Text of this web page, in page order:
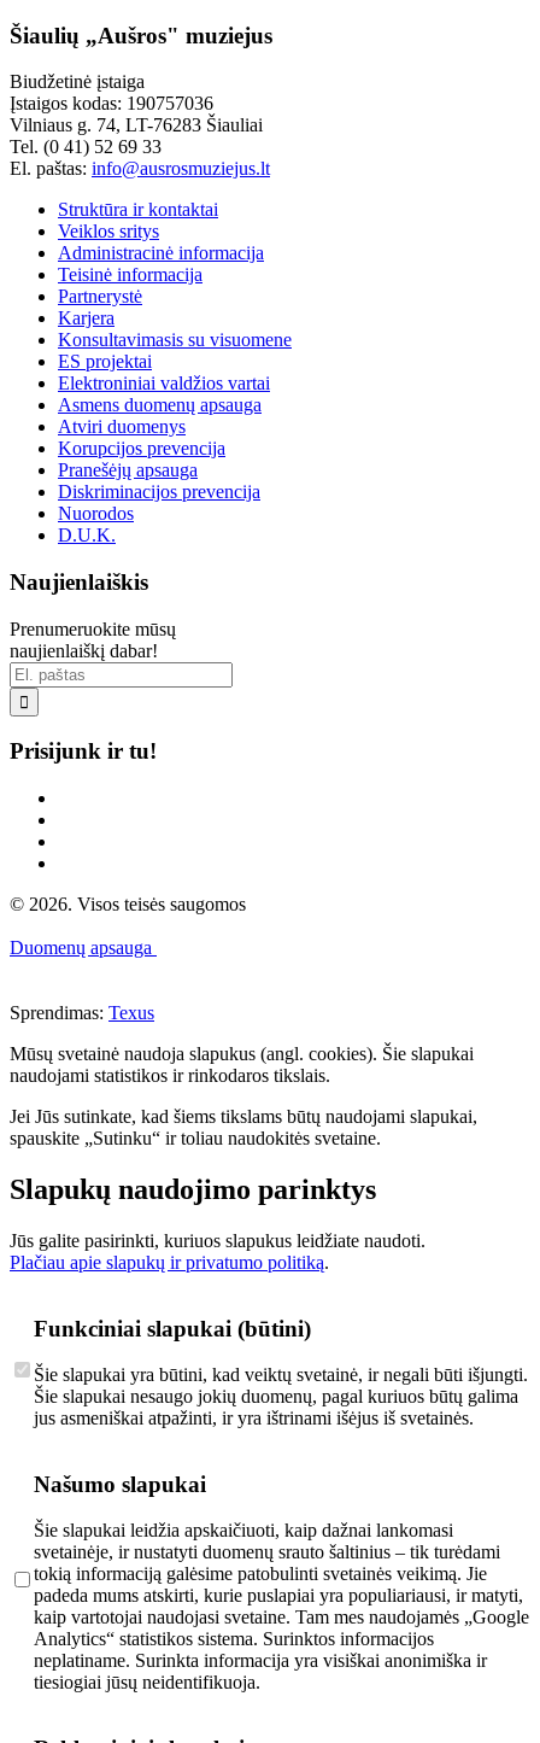
Šiaulių „Aušros" muziejus
Biudžetinė įstaiga
Įstaigos kodas: 190757036
Vilniaus g. 74, LT-76283 Šiauliai
Tel. (0 41) 52 69 33
El. paštas: info@ausrosmuziejus.lt
Struktūra ir kontaktai
Veiklos sritys
Administracinė informacija
Teisinė informacija
Partnerystė
Karjera
Konsultavimasis su visuomene
ES projektai
Elektroniniai valdžios vartai
Asmens duomenų apsauga
Atviri duomenys
Korupcijos prevencija
Pranešėjų apsauga
Diskriminacijos prevencija
Nuorodos
D.U.K.
Naujienlaiškis
Prenumeruokite mūsų
naujienlaiškį dabar!

Prisijunk ir tu!
© 2026. Visos teisės saugomos
Duomenų apsauga
Sprendimas: Texus
Mūsų svetainė naudoja slapukus (angl. cookies). Šie slapukai
naudojami statistikos ir rinkodaros tikslais.
Jei Jūs sutinkate, kad šiems tikslams būtų naudojami slapukai,
spauskite „Sutinku“ ir toliau naudokitės svetaine.
Slapukų naudojimo parinktys
Jūs galite pasirinkti, kuriuos slapukus leidžiate naudoti.
Plačiau apie slapukų ir privatumo politiką.
Funkciniai slapukai (būtini)
Šie slapukai yra būtini, kad veiktų svetainė, ir negali būti išjungti.
Šie slapukai nesaugo jokių duomenų, pagal kuriuos būtų galima
jus asmeniškai atpažinti, ir yra ištrinami išėjus iš svetainės.
Našumo slapukai
Šie slapukai leidžia apskaičiuoti, kaip dažnai lankomasi
svetainėje, ir nustatyti duomenų srauto šaltinius – tik turėdami
tokią informaciją galėsime patobulinti svetainės veikimą. Jie
padeda mums atskirti, kurie puslapiai yra populiariausi, ir matyti,
kaip vartotojai naudojasi svetaine. Tam mes naudojamės „Google
Analytics“ statistikos sistema. Surinktos informacijos
neplatiname. Surinkta informacija yra visiškai anonimiška ir
tiesiogiai jūsų neidentifikuoja.